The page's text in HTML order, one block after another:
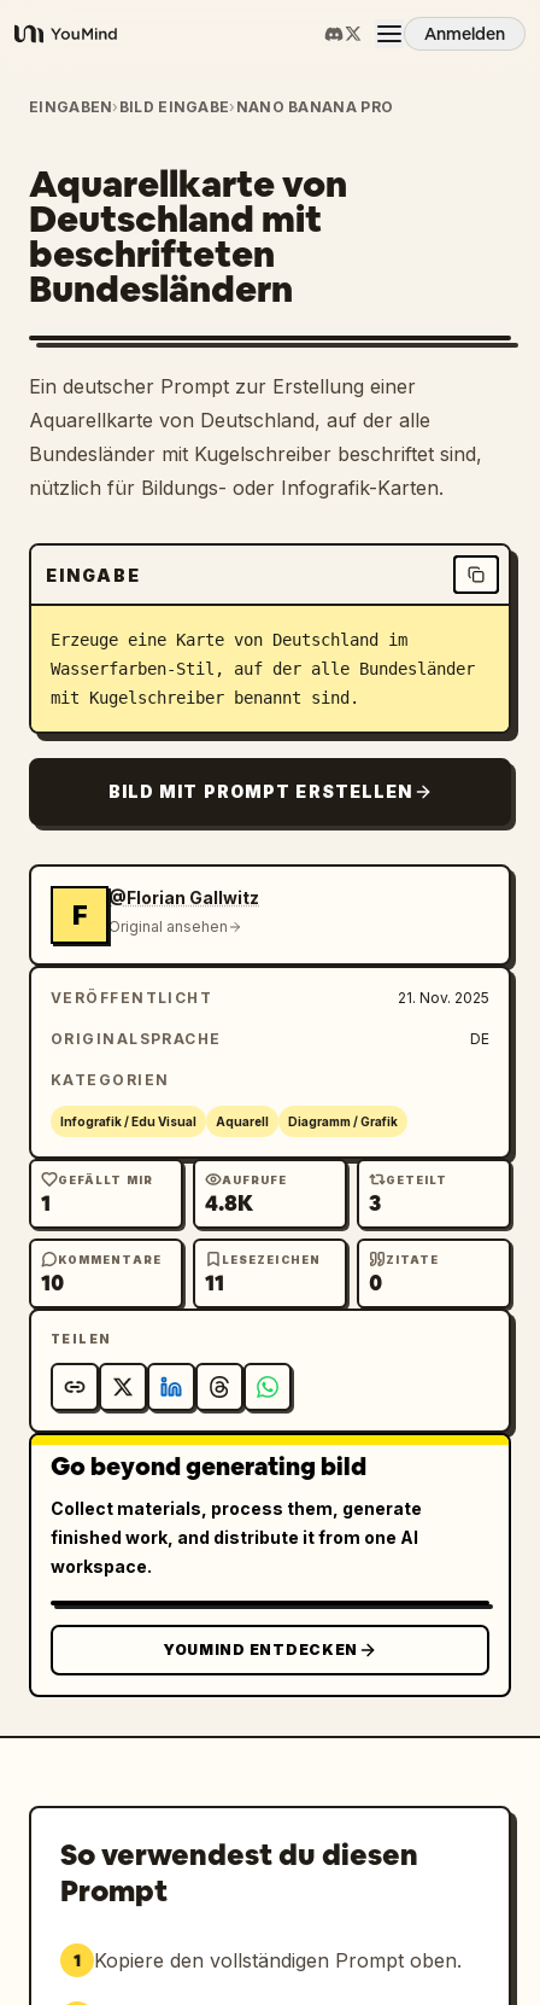
YouMind
Anmelden
Übersicht
Anwendungsfälle
Fähigkeiten
Prompts
Preise
Download
Blog
Updates
EINGABEN› BILD EINGABE› NANO BANANA PRO
Aquarellkarte von
Deutschland mit
beschrifteten
Bundesländern
Ein deutscher Prompt zur Erstellung einer
Aquarellkarte von Deutschland, auf der alle
Bundesländer mit Kugelschreiber beschriftet sind,
nützlich für Bildungs- oder Infografik-Karten.
EINGABE
Erzeuge eine Karte von Deutschland im
Wasserfarben-Stil, auf der alle Bundesländer
mit Kugelschreiber benannt sind.
BILD MIT PROMPT ERSTELLEN
F
@Florian Gallwitz
Original ansehen
VERÖFFENTLICHT 21. Nov. 2025
ORIGINALSPRACHE DE
KATEGORIEN
Infografik / Edu Visual Aquarell Diagramm / Grafik
GEFÄLLT MIR
1
AUFRUFE
4.8K
GETEILT
3
KOMMENTARE
10
LESEZEICHEN
11
ZITATE
0
TEILEN
Go beyond generating bild
Collect materials, process them, generate
finished work, and distribute it from one AI
workspace.
YOUMIND ENTDECKEN
So verwendest du diesen
Prompt
1 Kopiere den vollständigen Prompt oben.